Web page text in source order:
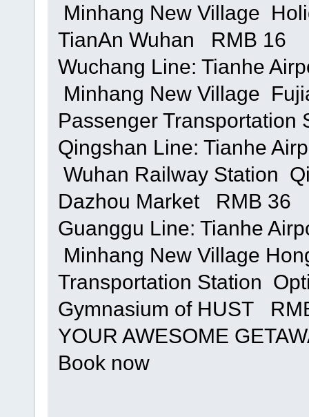
 Minhang New Village 
TianAn Wuhan RMB 16
Wuchang Line: Tianhe
 Minhang New Village 
Passenger
Qingshan Line: Tianhe
 Wuhan Railway Station 
Dazhou Market RMB 36
Guanggu Line: Tianhe
 Minhang New Village
Transportation Station 
Gymnasium of HUST
YOUR AWESOME
Book now